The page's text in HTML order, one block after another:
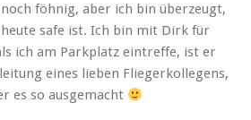
föhnig, aber ich bin überzeugt,
safe ist. Ich bin mit Dirk für
ich am Parkplatz eintreffe, ist er
eines lieben Fliegerkollegens,
es so ausgemacht